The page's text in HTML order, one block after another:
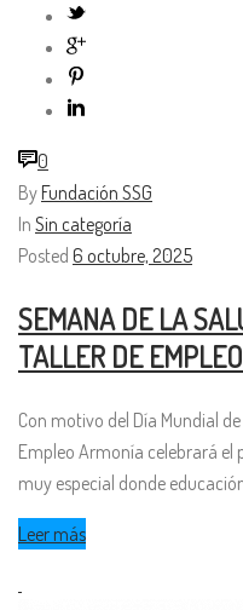
0
By Fundación SSG
In Sin categoría
Posted 6 octubre, 2025
SEMANA DE LA
TALLER DE
Con motivo del Día Mundial
Empleo Armonía celebrará el
muy especial donde
Leer más